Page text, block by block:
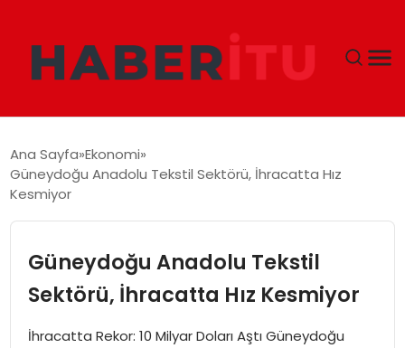
DÜNYA
TEKNOLOJI
Ana Sayfa Ekonomi
Güneydoğu Anadolu Tekstil Sektörü, İhracatta Hız
Kesmiyor
Güneydoğu Anadolu Tekstil
Sektörü, İhracatta Hız Kesmiyor
İhracatta Rekor: 10 Milyar Doları Aştı Güneydoğu